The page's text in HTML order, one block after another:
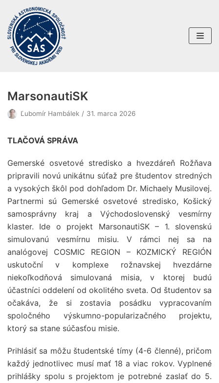
Preskočiť
na
obsah
MarsonautiSK
Ľubomír Hambálek 31. marca 2026
TLAČOVÁ SPRÁVA
Gemerské osvetové stredisko a hvezdáreň Rožňava
pripravili novú unikátnu súťaž pre študentov stredných
a vysokých škôl pod dohľadom Dr. Michaely Musilovej.
Partnermi sú Gemerské osvetové stredisko, Košický
samosprávny kraj a Východoslovenský vesmírny
klaster. Ide o projekt MarsonautiSK – 1. slovenskú
simulovanú vesmírnu misiu. V rámci nej sa na
analógovej COSMIC REGION – KOZMICKÝ REGIÓN
uskutoční v komplexe rožnavskej hvezdárne
niekoľkodňová simulovaná misia, v ktorej budú
účastníci oddelení od okolitého sveta. Od študentov sa
očakáva, že si zostavia posádku vypracovaním
spoločného výskumno-popularizačného projektu,
ktorý sa stane súčasťou misie.
Prihlásiť sa môžu študentské tímy (4-6 členné), pričom
každý jednotlivec musí mať 18 a viac rokov. Vyplnené
prihlášky spolu s projektom je potrebné zaslať do 5.